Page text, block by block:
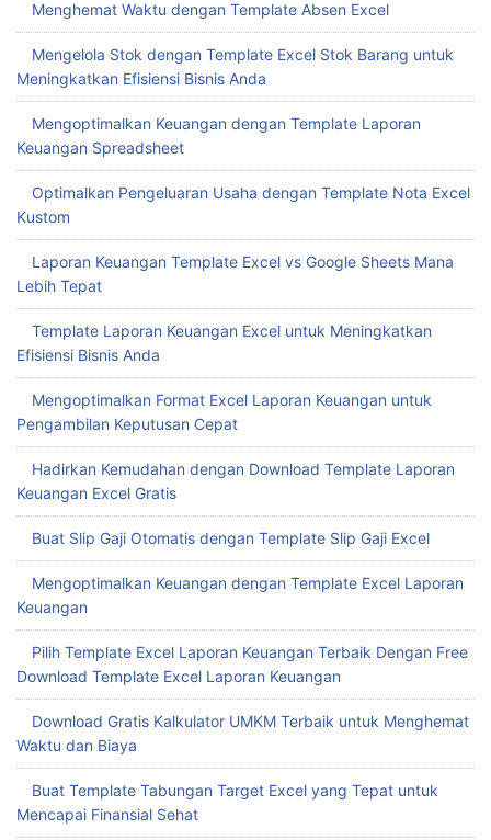
Menghemat Waktu dengan Template Absen Excel
Mengelola Stok dengan Template Excel Stok Barang untuk
Meningkatkan Efisiensi Bisnis Anda
Mengoptimalkan Keuangan dengan Template Laporan
Keuangan Spreadsheet
Optimalkan Pengeluaran Usaha dengan Template Nota Excel
Kustom
Laporan Keuangan Template Excel vs Google Sheets Mana
Lebih Tepat
Template Laporan Keuangan Excel untuk Meningkatkan
Efisiensi Bisnis Anda
Mengoptimalkan Format Excel Laporan Keuangan untuk
Pengambilan Keputusan Cepat
Hadirkan Kemudahan dengan Download Template Laporan
Keuangan Excel Gratis
Buat Slip Gaji Otomatis dengan Template Slip Gaji Excel
Mengoptimalkan Keuangan dengan Template Excel Laporan
Keuangan
Pilih Template Excel Laporan Keuangan Terbaik Dengan Free
Download Template Excel Laporan Keuangan
Download Gratis Kalkulator UMKM Terbaik untuk Menghemat
Waktu dan Biaya
Buat Template Tabungan Target Excel yang Tepat untuk
Mencapai Finansial Sehat